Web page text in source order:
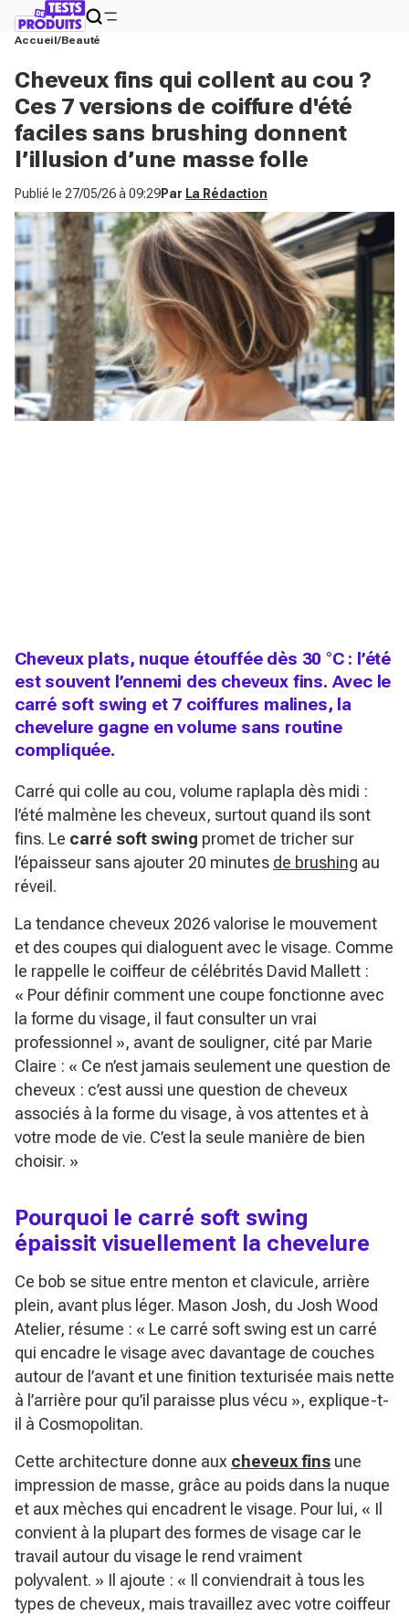
Accueil Beauté
Cheveux fins qui collent au cou ?
Ces 7 versions de coiffure d'été
faciles sans brushing donnent
l’illusion d’une masse folle
Publié le 27/05/26 à 09:29Par La Rédaction
Cheveux plats, nuque étouffée dès 30 °C : l’été
est souvent l’ennemi des cheveux fins. Avec le
carré soft swing et 7 coiffures malines, la
chevelure gagne en volume sans routine
compliquée.
Carré qui colle au cou, volume raplapla dès midi :
l’été malmène les cheveux, surtout quand ils sont
fins. Le carré soft swing promet de tricher sur
l’épaisseur sans ajouter 20 minutes de brushing au
réveil.
La tendance cheveux 2026 valorise le mouvement
et des coupes qui dialoguent avec le visage. Comme
le rappelle le coiffeur de célébrités David Mallett :
« Pour définir comment une coupe fonctionne avec
la forme du visage, il faut consulter un vrai
professionnel », avant de souligner, cité par Marie
Claire : « Ce n’est jamais seulement une question de
cheveux : c’est aussi une question de cheveux
associés à la forme du visage, à vos attentes et à
votre mode de vie. C’est la seule manière de bien
choisir. »
Pourquoi le carré soft swing
épaissit visuellement la chevelure
Ce bob se situe entre menton et clavicule, arrière
plein, avant plus léger. Mason Josh, du Josh Wood
Atelier, résume : « Le carré soft swing est un carré
qui encadre le visage avec davantage de couches
autour de l’avant et une finition texturisée mais nette
à l’arrière pour qu’il paraisse plus vécu », explique-t-
il à Cosmopolitan.
Cette architecture donne aux cheveux fins une
impression de masse, grâce au poids dans la nuque
et aux mèches qui encadrent le visage. Pour lui, « Il
convient à la plupart des formes de visage car le
travail autour du visage le rend vraiment
polyvalent. » Il ajoute : « Il conviendrait à tous les
types de cheveux, mais travaillez avec votre coiffeur